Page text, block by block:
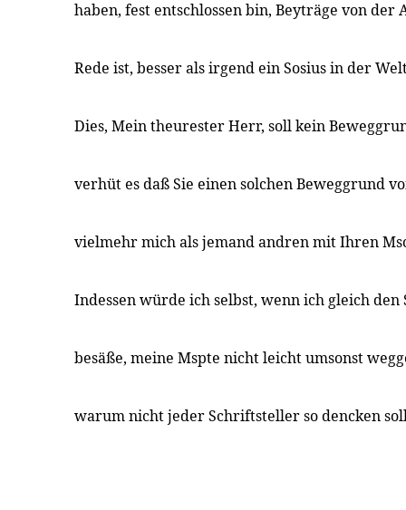
haben, fest entschlossen bin, Beyträge von der
Rede ist, besser als irgend ein Sosius in der
Dies, Mein theurester Herr, soll kein
verhüt es daß Sie einen solchen Beweggrund
vielmehr mich als jemand andren mit Ihren
Indessen würde ich selbst, wenn ich gleich den
besäße, meine Mspte nicht leicht umsonst
warum nicht jeder Schriftsteller so dencken